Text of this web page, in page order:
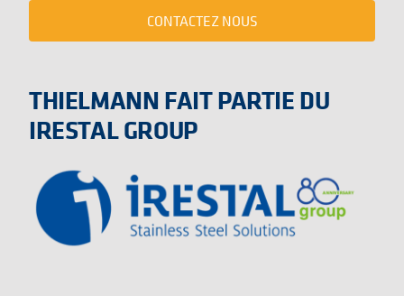
CONTACTEZ NOUS
THIELMANN FAIT PARTIE DU
IRESTAL GROUP